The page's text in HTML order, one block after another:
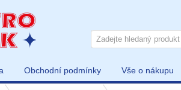
Obchodní podmínky Vše o nákupu